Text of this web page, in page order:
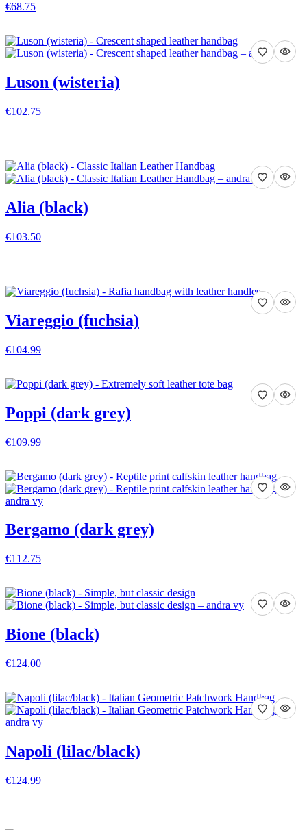
€68.75
Luson (wisteria)
€102.75
Alia (black)
€103.50
Viareggio (fuchsia)
€104.99
Poppi (dark grey)
€109.99
Bergamo (dark grey)
€112.75
Bione (black)
€124.00
Napoli (lilac/black)
€124.99